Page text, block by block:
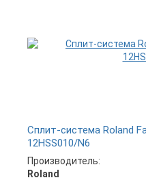
Сплит-система Roland
12HSS010/N6
Производитель:
Roland